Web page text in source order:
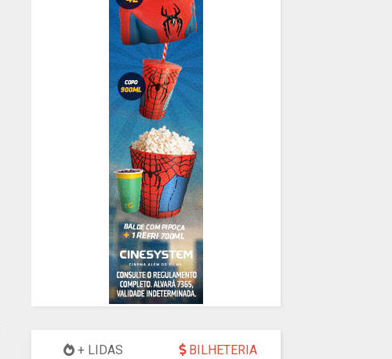
+ LIDAS BILHETERIA